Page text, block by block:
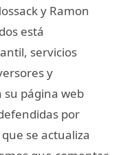
y Ramon
está
servicios
y
página web
por
se actualiza